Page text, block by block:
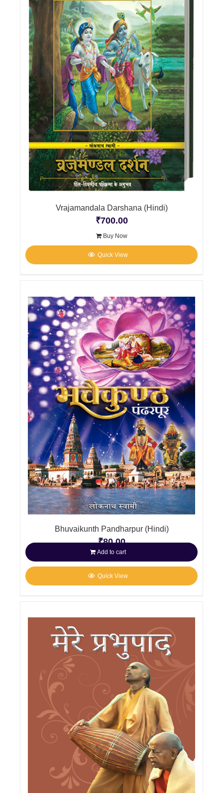
Vrajamandala Darshana (Hindi)
₹700.00
Buy Now
Quick View
Bhuvaikunth Pandharpur (Hindi)
₹80.00
Add to cart
Quick View